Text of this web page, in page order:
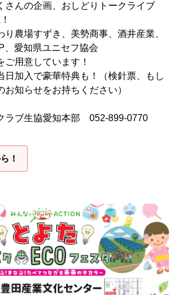
さんの企画、おしどりトークライブ
り農場すずき、美勢商事、酒井産業、
、愛知県ユニセフ協会
用意しています！
日加入で豪華特典も！（検針票、もし
お知らせをお持ちください）
ラブ生協愛知本部 052-899-0770
！